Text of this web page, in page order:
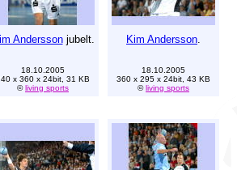
Anderssonjubelt. Kim Andersson.
18.10.2005
x 360 x 24bit, 31 KB
©living sports
18.10.2005
360 x 295 x 24bit, 43 KB
©living sports